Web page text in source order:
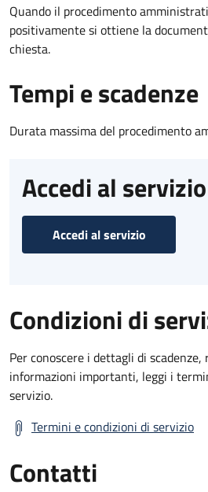
Quando il procedimento
positivamente si ottiene la
chiesta.
Tempi e scadenze
Durata massima del procedimento
Accedi al servizio
Accedi al servizio
Condizioni di
Per conoscere i dettagli di
informazioni importanti, leggi i
servizio.
Termini e condizioni di servizio
Contatti